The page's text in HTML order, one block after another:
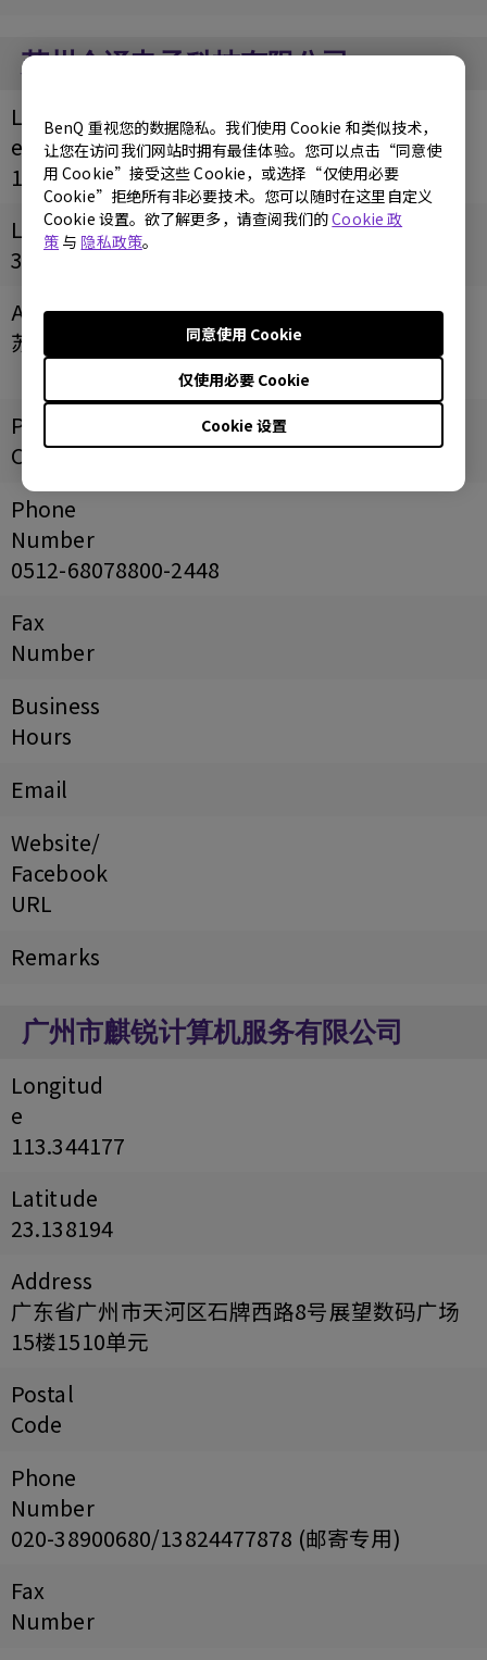
BenQ 重视您的数据隐私。我们使用 Cookie 和类似技术，
让您在访问我们网站时拥有最佳体验。您可以点击“同意使
用 Cookie”接受这些 Cookie，或选择“仅使用必要
Cookie”拒绝所有非必要技术。您可以随时在这里自定义
Cookie 设置。欲了解更多，请查阅我们的Cookie 政
策 与 隐私政策。
Cookie 设置
仅使用必要 Cookie
同意使用 Cookie
苏州众泽电子科技有限公司
Longitud
e
120.52529
Latitude
31.334062
Address
苏州市虎丘区枫桥街道向街6号中环仓储3幢2楼
（明基物流中心）
Postal
Code
Phone
Number
0512-68078800-2448
Fax
Number
Business
Hours
Email
Website/
Facebook
URL
Remarks
广州市麒锐计算机服务有限公司
Longitud
e
113.344177
Latitude
23.138194
Address
广东省广州市天河区石牌西路8号展望数码广场
15楼1510单元
Postal
Code
Phone
Number
020-38900680/13824477878 (邮寄专用)
Fax
Number